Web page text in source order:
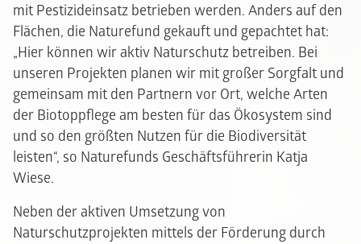
mit Pestizideinsatz betrieben werden. Anders auf den
Flächen, die Naturefund gekauft und gepachtet hat:
„Hier können wir aktiv Naturschutz betreiben. Bei
unseren Projekten planen wir mit großer Sorgfalt und
gemeinsam mit den Partnern vor Ort, welche Arten
der Biotoppflege am besten für das Ökosystem sind
und so den größten Nutzen für die Biodiversität
leisten“, so Naturefunds Geschäftsführerin Katja
Wiese.
Neben der aktiven Umsetzung von
Naturschutzprojekten mittels der Förderung durch